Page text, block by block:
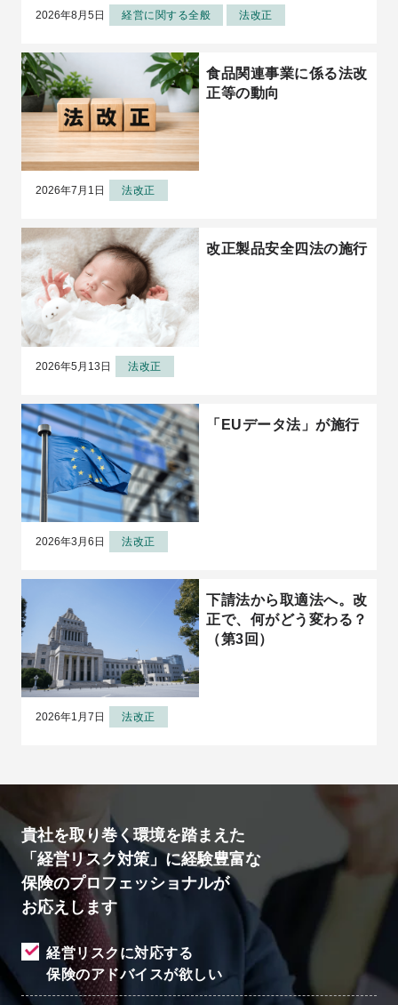
2026年8月5日 経営に関する全般 法改正
食品関連事業に係る法改
正等の動向
2026年7月1日 法改正
改正製品安全四法の施行
2026年5月13日 法改正
「EUデータ法」が施行
2026年3月6日 法改正
下請法から取適法へ。改
正で、何がどう変わる？
（第3回）
2026年1月7日 法改正
貴社を取り巻く環境を踏まえた
「経営リスク対策」に経験豊富な
保険のプロフェッショナルが
お応えします
経営リスクに対応する
保険のアドバイスが欲しい